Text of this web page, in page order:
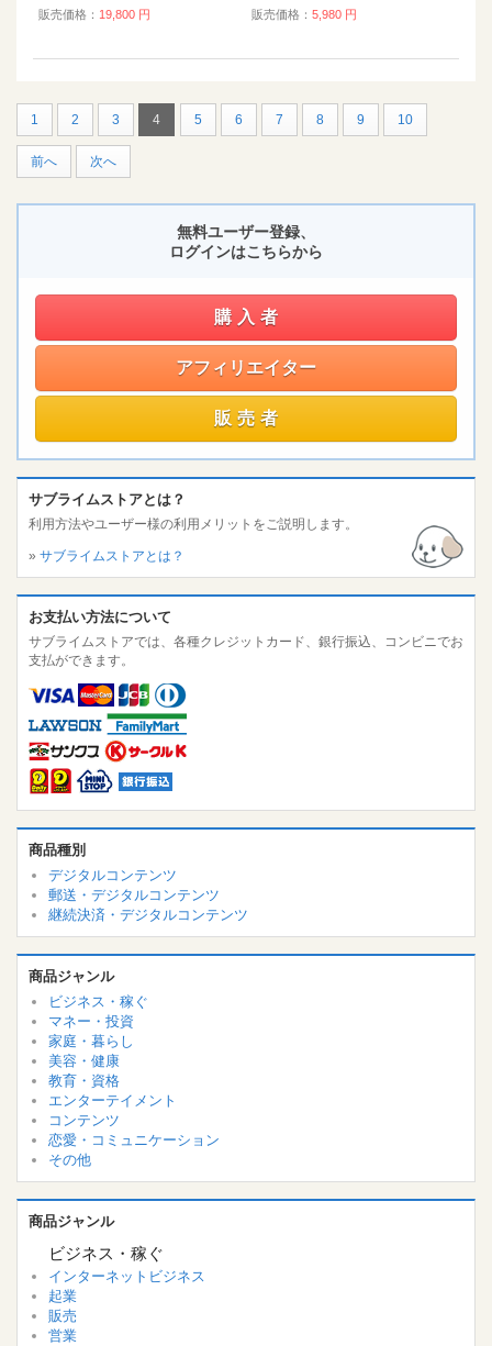
販売価格： 19,800 円 販売価格： 5,980 円
1 2 3 4 5 6 7 8 9 10
前へ 次へ
無料ユーザー登録、
ログインはこちらから
購入者
アフィリエイター
販売者
サブライムストアとは？
利用方法やユーザー様の利用メリットをご説明します。
» サブライムストアとは？
お支払い方法について
サブライムストアでは、各種クレジットカード、銀行振込、コンビニでお
支払ができます。
商品種別
デジタルコンテンツ
郵送・デジタルコンテンツ
継続決済・デジタルコンテンツ
商品ジャンル
ビジネス・稼ぐ
マネー・投資
家庭・暮らし
美容・健康
教育・資格
エンターテイメント
コンテンツ
恋愛・コミュニケーション
その他
商品ジャンル
ビジネス・稼ぐ
インターネットビジネス
起業
販売
営業